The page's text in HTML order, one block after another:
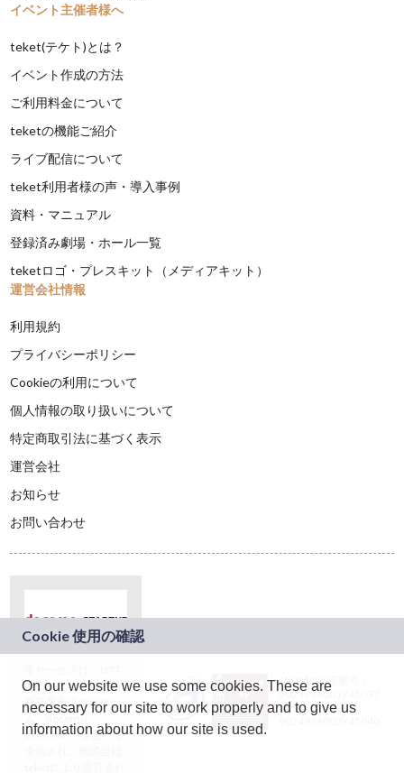
イベント主催者様へ
teket(テケト)とは？
イベント作成の方法
ご利用料金について
teketの機能ご紹介
ライブ配信について
teket利用者様の声・導入事例
資料・マニュアル
登録済み劇場・ホール一覧
teketロゴ・プレスキット（メディアキット）
運営会社情報
利用規約
プライバシーポリシー
Cookieの利用について
個人情報の取り扱いについて
特定商取引法に基づく表示
運営会社
お知らせ
お問い合わせ
ドコモグループの新
規事業創出プログラ
ム「docomo
STARTUP」を通じて
JASRAC許諾番号：
9024936001Y45037
JASRAC許諾番号：
On our website we use some cookies. These are
necessary for our site to work properly and to give us
information about how our site is used.